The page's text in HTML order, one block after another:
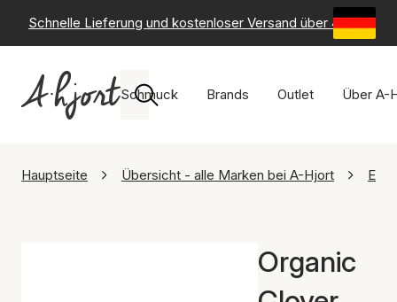
Schnelle Lieferung und kostenloser Versand über 49 € -
Schmuck Brands Outlet Über A-
Hauptseite Übersicht - alle Marken bei A-Hjort
Organic